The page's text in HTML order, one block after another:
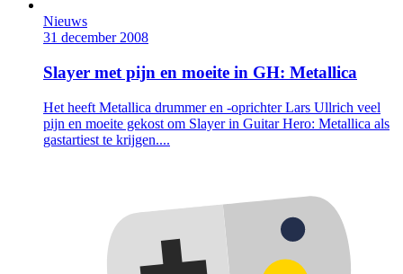
Nieuws
31 december 2008
Slayer met pijn en moeite in GH: Metallica
Het heeft Metallica drummer en -oprichter Lars Ullrich veel
pijn en moeite gekost om Slayer in Guitar Hero: Metallica als
gastartiest te krijgen....